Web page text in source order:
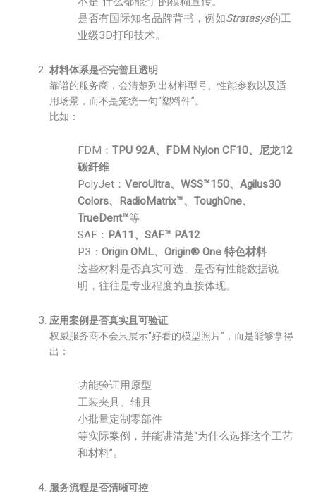
是否有国际知名品牌背书，例如Stratasys的工
业级3D打印技术。
材料体系是否完善且透明
靠谱的服务商，会清楚列出材料型号、性能参数以及适
用场景，而不是笼统一句“塑料件”。
比如：
FDM： TPU 92A、FDM Nylon CF10、尼龙12
碳纤维
PolyJet： VeroUltra、WSS™150、Agilus30
Colors、RadioMatrix™、ToughOne、
TrueDent™等
SAF： PA11、SAF™ PA12
P3： Origin OML、Origin® One 特色材料
这些材料是否真实可选、是否有性能数据说
明，往往是专业程度的直接体现。
应用案例是否真实且可验证
权威服务商不会只展示“好看的模型照片”，而是能够拿得
出：
功能验证用原型
工装夹具、辅具
小批量定制零部件
等实际案例，并能讲清楚“为什么选择这个工艺
和材料”。
服务流程是否清晰可控